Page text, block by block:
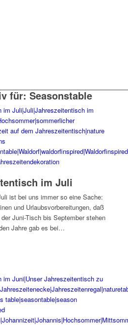
für: Seasonstable
im Juli
ist bei uns immer so eine Sache:
und Urlaubsvorbereitungen, daß
Juni-Tisch bis September stehen
Jahre gab es bei…